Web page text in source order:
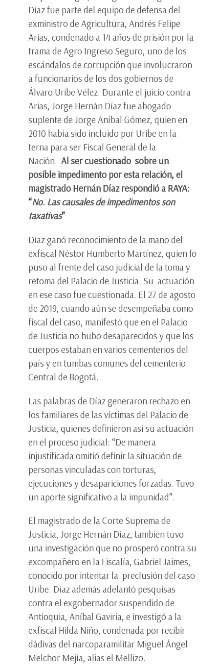
Díaz fue parte del equipo de defensa del
exministro de Agricultura, Andrés Felipe
Arias, condenado a 14 años de prisión por la
trama de Agro Ingreso Seguro, uno de los
escándalos de corrupción que involucraron
a funcionarios de los dos gobiernos de
Álvaro Uribe Vélez. Durante el juicio contra
Arias, Jorge Hernán Díaz fue abogado
suplente de Jorge Aníbal Gómez, quien en
2010 había sido incluido por Uribe en la
terna para ser Fiscal General de la
Nación. Al ser cuestionado sobre un
posible impedimento por esta relación, el
magistrado Hernán Díaz respondió a RAYA:
“No. Las causales de impedimentos son
taxativas”
Díaz ganó reconocimiento de la mano del
exfiscal Néstor Humberto Martínez, quien lo
puso al frente del caso judicial de la toma y
retoma del Palacio de Justicia. Su actuación
en ese caso fue cuestionada. El 27 de agosto
de 2019, cuando aún se desempeñaba como
fiscal del caso, manifestó que en el Palacio
de Justicia no hubo desaparecidos y que los
cuerpos estaban en varios cementerios del
país y en tumbas comunes del cementerio
Central de Bogotá.
Las palabras de Díaz generaron rechazo en
los familiares de las víctimas del Palacio de
Justicia, quienes definieron así su actuación
en el proceso judicial: “De manera
injustificada omitió definir la situación de
personas vinculadas con torturas,
ejecuciones y desapariciones forzadas. Tuvo
un aporte significativo a la impunidad”.
El magistrado de la Corte Suprema de
Justicia, Jorge Hernán Díaz, también tuvo
una investigación que no prosperó contra su
excompañero en la Fiscalía, Gabriel Jaimes,
conocido por intentar la preclusión del caso
Uribe. Díaz además adelantó pesquisas
contra el exgobernador suspendido de
Antioquia, Aníbal Gaviria, e investigó a la
exfiscal Hilda Niño, condenada por recibir
dádivas del narcoparamilitar Miguel Ángel
Melchor Mejía, alias el Mellizo.